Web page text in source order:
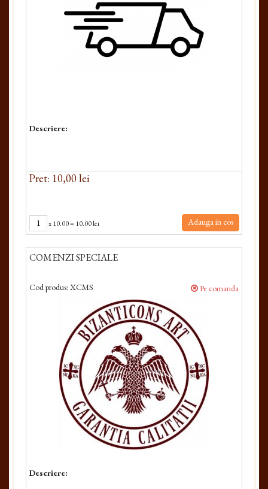
Descriere:
Pret: 10,00 lei
x10.00= 10.00 lei Adauga in cos
COMENZI SPECIALE
Cod produs: XCMS Pe comanda
Descriere: